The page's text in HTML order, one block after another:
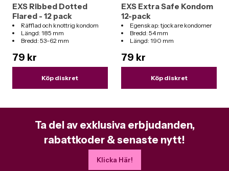
EXS Ribbed Dotted
Flared - 12 pack
Räfflad och knottrig kondom
Längd: 185 mm
Bredd: 53-62 mm
79 kr
Köp diskret
EXS Extra Safe Kondom
12-pack
Egenskap: tjockare kondomer
Bredd: 54 mm
Längd: 190 mm
79 kr
Köp diskret
Ta del av exklusiva erbjudanden,
rabattkoder & senaste nytt!
Klicka Här!